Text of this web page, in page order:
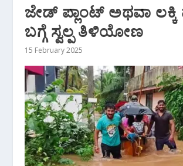
ಜೇಡ್ ಪ್ಲಾಂಟ್‌ ಅಥವಾ ಲಕ್ಕಿ
ಬಗ್ಗೆ ಸ್ವಲ್ಪ ತಿಳಿಯೋಣ
15 February 2025